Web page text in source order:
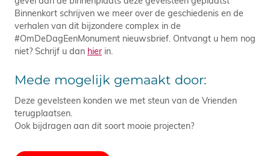
Binnenkort schrijven we meer over de geschiedenis en de
verhalen van dit bijzondere complex in de
#OmDeDagEenMonument nieuwsbrief. Ontvangt u hem nog
niet? Schrijf u dan hierin.
Mede mogelijk gemaakt door:
Deze gevelsteen konden we met steun van de Vrienden
terugplaatsen.
Ook bijdragen aan dit soort mooie projecten?